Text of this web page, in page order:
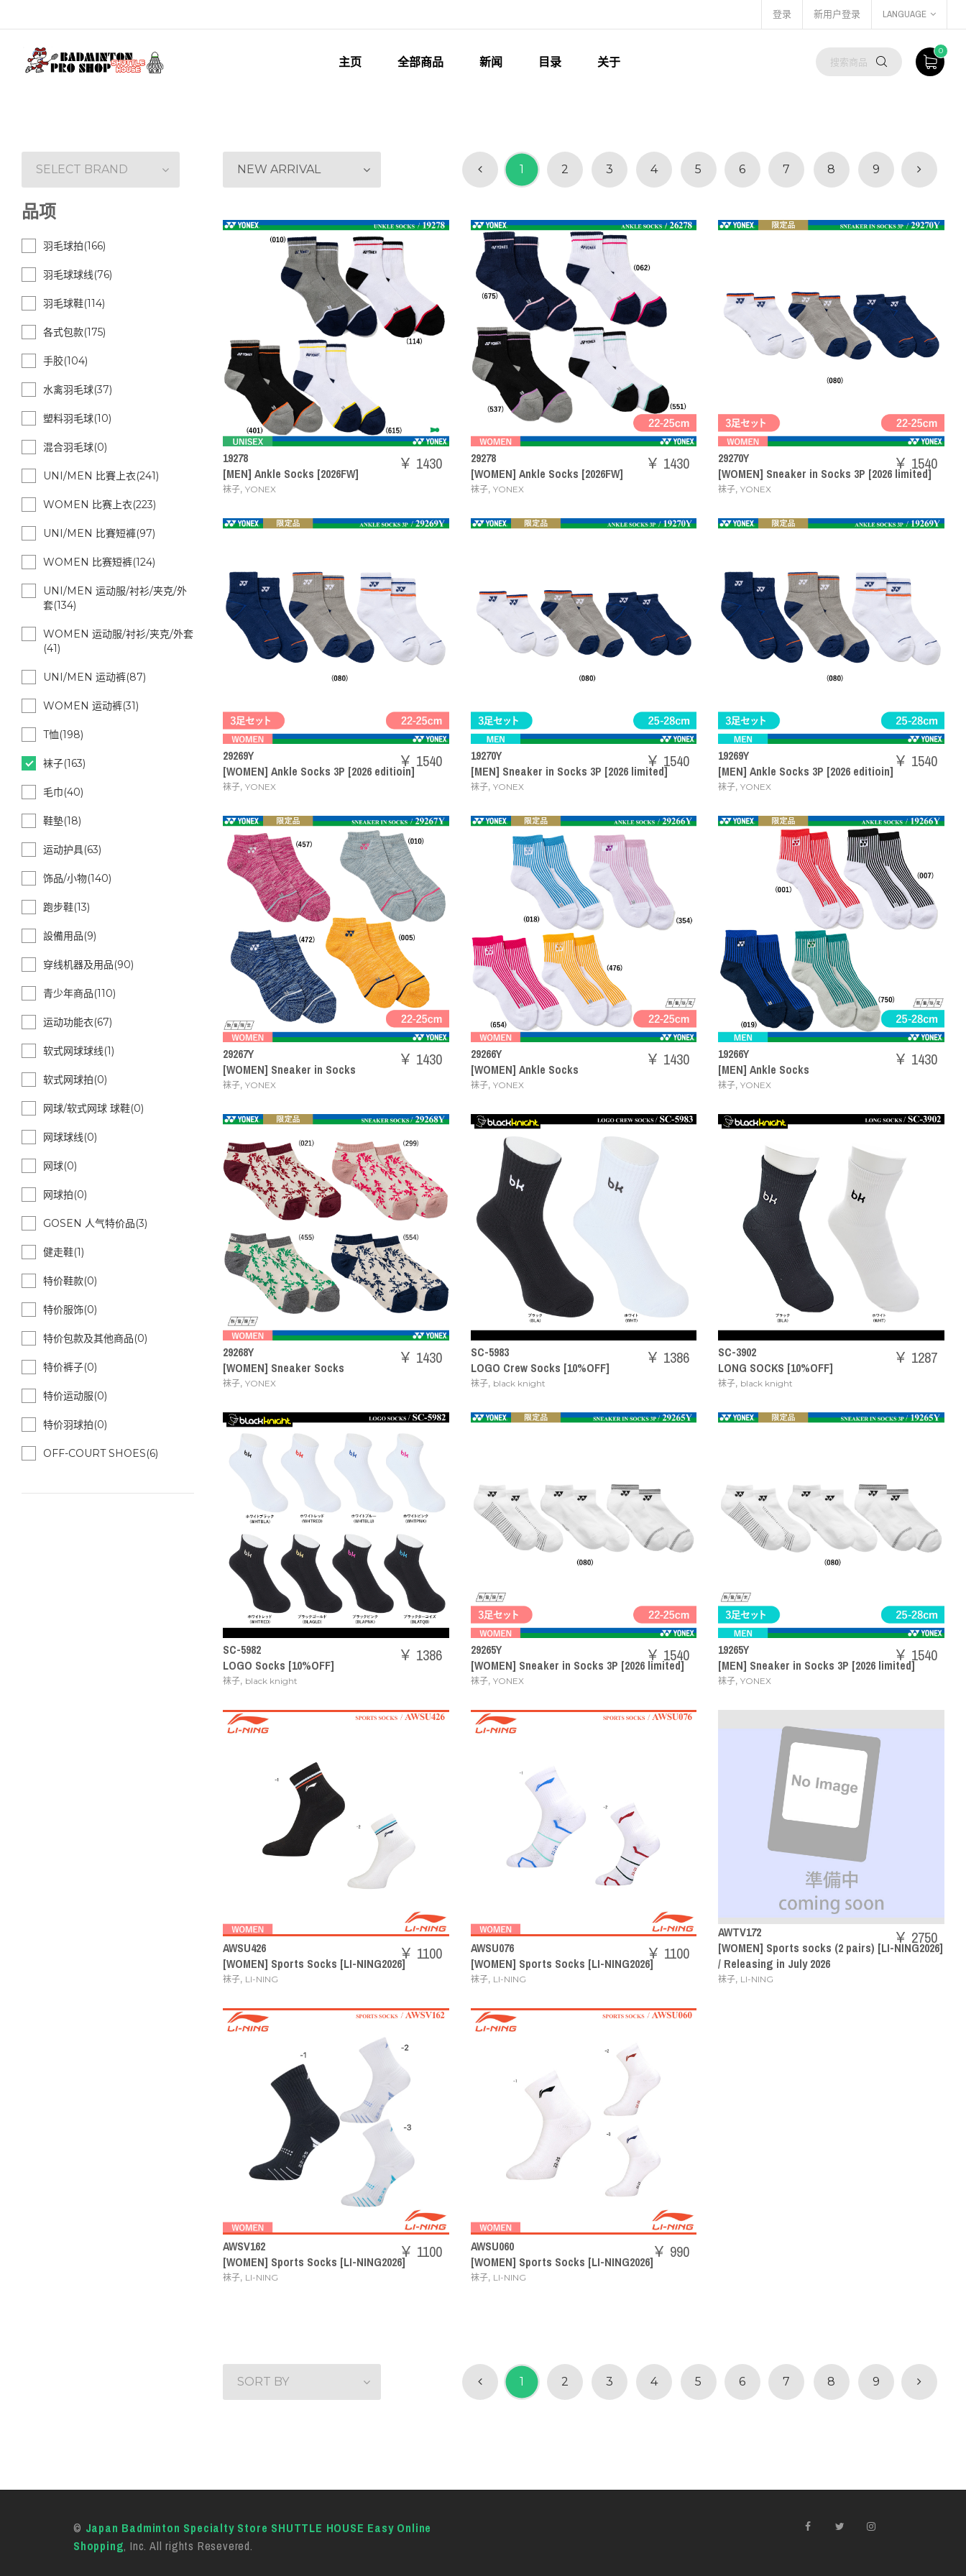
登录 新用户登录 LANGUAGE
主页 全部商品 新闻 目录 关于
0
NEW ARRIVAL 1 2 3 4 5 6 7 8 9
19278
[MEN] Ankle Socks [2026FW]
袜子, YONEX
￥ 1430
29278
[WOMEN] Ankle Socks [2026FW]
袜子, YONEX
￥ 1430
29270Y
[WOMEN] Sneaker in Socks 3P [2026 limited]
袜子,YONEX
￥ 1540
29269Y
[WOMEN] Ankle Socks 3P [2026 editioin]
袜子, YONEX
￥ 1540
19270Y
[MEN] Sneaker in Socks 3P [2026 limited]
袜子, YONEX
￥ 1540
19269Y
[MEN] Ankle Socks 3P [2026 editioin]
袜子,YONEX
￥ 1540
29267Y
[WOMEN] Sneaker in Socks
袜子, YONEX
￥ 1430
29266Y
[WOMEN] Ankle Socks
袜子, YONEX
￥ 1430
19266Y
[MEN] Ankle Socks
袜子,YONEX
￥ 1430
29268Y
[WOMEN] Sneaker Socks
袜子, YONEX
￥ 1430
SC-5983
LOGO Crew Socks [10%OFF]
袜子, black knight
￥ 1386
SC-3902
LONG SOCKS [10%OFF]
袜子, black knight
￥ 1287
SC-5982
LOGO Socks [10%OFF]
袜子, black knight
￥ 1386
29265Y
[WOMEN] Sneaker in Socks 3P [2026 limited]
袜子, YONEX
￥ 1540
19265Y
[MEN] Sneaker in Socks 3P [2026 limited]
袜子,YONEX
￥ 1540
AWSU426
[WOMEN] Sports Socks [LI-NING2026]
袜子, LI-NING
￥ 1100
AWSU076
[WOMEN] Sports Socks [LI-NING2026]
袜子, LI-NING
￥ 1100
AWTV172
[WOMEN] Sports socks (2 pairs) [LI-NING2026]
/ Releasing in July 2026
袜子, LI-NING
￥ 2750
AWSV162
[WOMEN] Sports Socks [LI-NING2026]
袜子, LI-NING
￥ 1100
AWSU060
[WOMEN] Sports Socks [LI-NING2026]
袜子, LI-NING
￥ 990
SORT BY 1 2 3 4 5 6 7 8 9
SELECT BRAND
品项
羽毛球拍(166)
羽毛球球线(76)
羽毛球鞋(114)
各式包款(175)
手胶(104)
水禽羽毛球(37)
塑料羽毛球(10)
混合羽毛球(0)
UNI/MEN 比賽上衣(241)
WOMEN 比赛上衣(223)
UNI/MEN 比賽短褲(97)
WOMEN 比赛短裤(124)
UNI/MEN 运动服/衬衫/夹克/外
套(134)
WOMEN 运动服/衬衫/夹克/外套
(41)
UNI/MEN 运动裤(87)
WOMEN 运动裤(31)
T恤(198)
袜子(163)
毛巾(40)
鞋墊(18)
运动护具(63)
饰品/小物(140)
跑步鞋(13)
設備用品(9)
穿线机器及用品(90)
青少年商品(110)
运动功能衣(67)
软式网球球线(1)
软式网球拍(0)
网球/软式网球 球鞋(0)
网球球线(0)
网球(0)
网球拍(0)
GOSEN 人气特价品(3)
健走鞋(1)
特价鞋款(0)
特价服饰(0)
特价包款及其他商品(0)
特价裤子(0)
特价运动服(0)
特价羽球拍(0)
OFF-COURT SHOES(6)
© Japan Badminton Specialty Store SHUTTLE HOUSE Easy Online
Shopping, Inc. All rights Resevered.